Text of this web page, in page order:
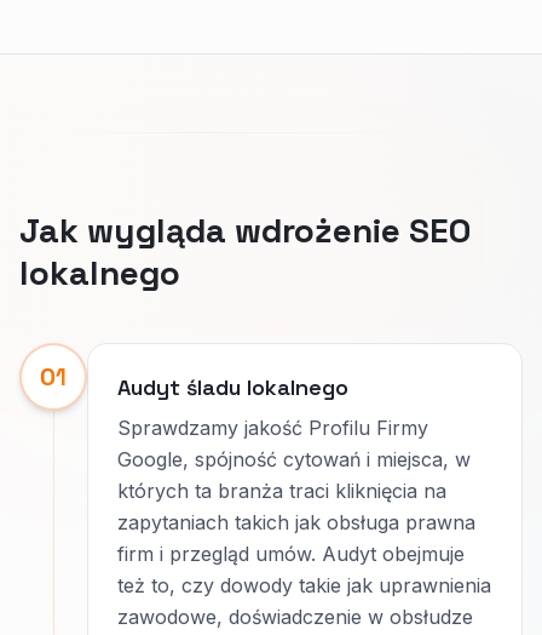
Jak wygląda wdrożenie SEO
lokalnego
01 Audyt śladu lokalnego
Sprawdzamy jakość Profilu Firmy
Google, spójność cytowań i miejsca, w
których ta branża traci kliknięcia na
zapytaniach takich jak obsługa prawna
firm i przegląd umów. Audyt obejmuje
też to, czy dowody takie jak uprawnienia
zawodowe, doświadczenie w obsłudze